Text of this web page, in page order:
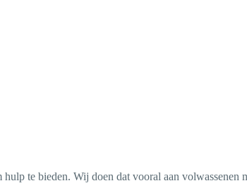
te bieden. Wij doen dat vooral aan volwassenen